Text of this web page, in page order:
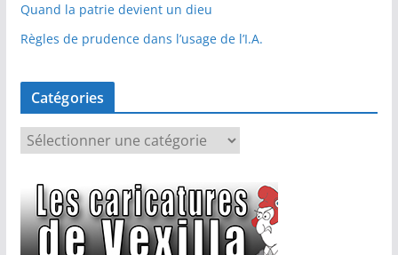
Quand la patrie devient un dieu
Règles de prudence dans l’usage de l’I.A.
Catégories
é
g
o